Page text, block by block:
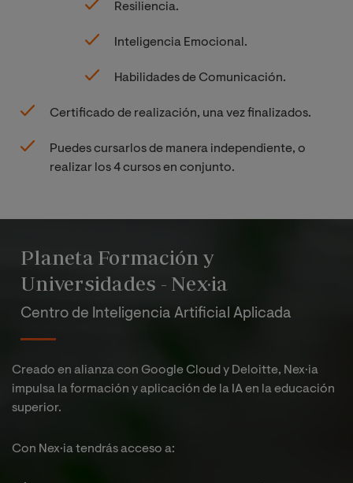
Resiliencia.
Inteligencia Emocional.
Habilidades de Comunicación.
Certificado de realización, una vez finalizados.
Puedes cursarlos de manera independiente, o
realizar los 4 cursos en conjunto.
Planeta Formación y
Universidades - Nex·ia
Centro de Inteligencia Artificial Aplicada
Creado en alianza con Google Cloud y Deloitte, Nex·ia
impulsa la formación y aplicación de la IA en la educación
superior.
Con Nex·ia tendrás acceso a:​